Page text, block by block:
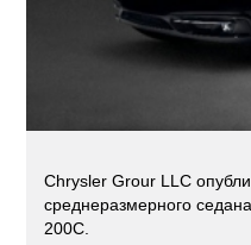
Chrysler Grour LLC
среднеразмерного
200С.